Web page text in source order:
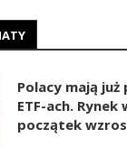
Polacy mają już
ETF-ach.
początek